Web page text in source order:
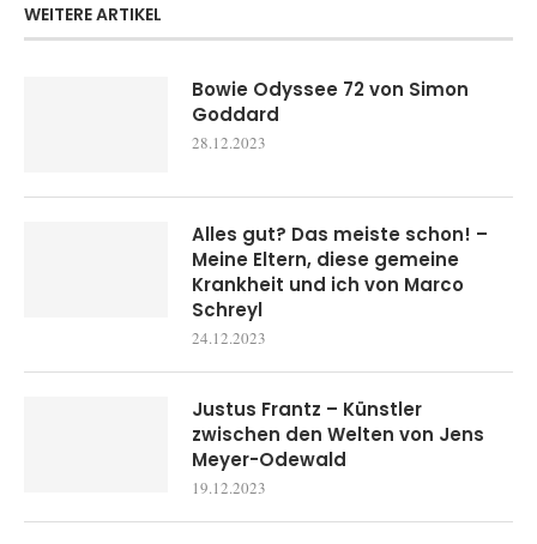
WEITERE ARTIKEL
Bowie Odyssee 72 von Simon
Goddard
28.12.2023
Alles gut? Das meiste schon! –
Meine Eltern, diese gemeine
Krankheit und ich von Marco
Schreyl
24.12.2023
Justus Frantz – Künstler
zwischen den Welten von Jens
Meyer-Odewald
19.12.2023